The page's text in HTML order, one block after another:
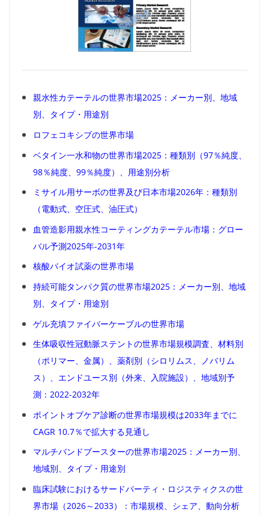
親水性カテーテルの世界市場2025：メーカー別、地域
別、タイプ・用途別
ロフェコキシブの世界市場
ベタイン一水和物の世界市場2025：種類別（97％純度、
98％純度、99％純度）、用途別分析
ミサイル用サーボの世界及び日本市場2026年：種類別
（電動式、空圧式、油圧式）
血管造影用親水性コーティングカテーテル市場：グロー
バル予測2025年-2031年
核酸バイオ試薬の世界市場
持続可能タンパク質の世界市場2025：メーカー別、地域
別、タイプ・用途別
ゲル充填ファイバーケーブルの世界市場
生体吸収性冠動脈ステントの世界市場規模調査、材料別
（ポリマー、金属）、薬剤別（シロリムス、ノバリム
ス）、エンドユース別（外来、入院施設）、地域別予
測：2022-2032年
ポイントオブケア診断の世界市場規模は2033年までに
CAGR 10.7％で拡大する見通し
マルチバンドブースターの世界市場2025：メーカー別、
地域別、タイプ・用途別
臨床試験におけるサードパーティ・ロジスティクスの世
界市場（2026～2033）：市場規模、シェア、動向分析